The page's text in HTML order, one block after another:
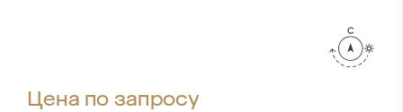
Цена по запросу